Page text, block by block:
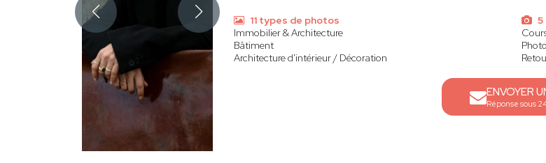
11 types de photos
Immobilier & Architecture
Bâtiment
Architecture d'intérieur / Décoration
5
ENVOYER
Réponse sous